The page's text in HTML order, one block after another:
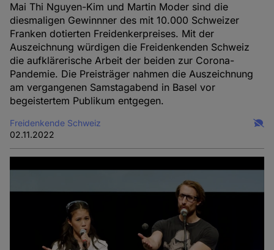
Mai Thi Nguyen-Kim und Martin Moder sind die
diesmaligen Gewinnner des mit 10.000 Schweizer
Franken dotierten Freidenkerpreises. Mit der
Auszeichnung würdigen die Freidenkenden Schweiz
die aufklärerische Arbeit der beiden zur Corona-
Pandemie. Die Preisträger nahmen die Auszeichnung
am vergangenen Samstagabend in Basel vor
begeistertem Publikum entgegen.
Freidenkende Schweiz
02.11.2022